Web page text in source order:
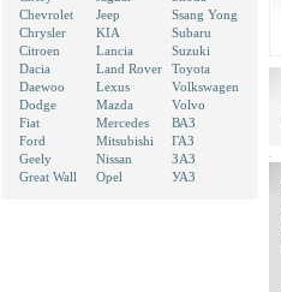
Chevrolet
Chrysler
Citroen
Dacia
Daewoo
Dodge
Fiat
Ford
Geely
Great Wall
Jeep
KIA
Lancia
Land Rover
Lexus
Mazda
Mercedes
Mitsubishi
Nissan
Opel
Ssang Yong
Subaru
Suzuki
Toyota
Volkswagen
Volvo
ВАЗ
ГАЗ
ЗАЗ
УАЗ